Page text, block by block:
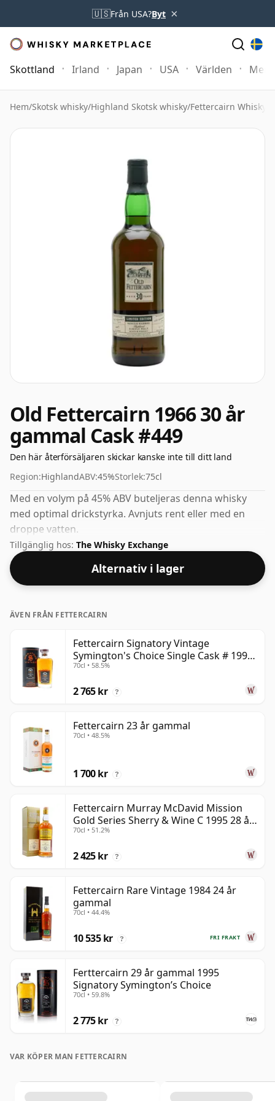
🇺🇸Från USA?Byt ×
Skottland Irland Japan USA Världen Mer
Hem/Skotsk whisky/Highland Skotsk whisky/Fettercairn Whisky
Old Fettercairn 1966 30 år
gammal Cask #449
Den här återförsäljaren skickar kanske inte till ditt land
Region:HighlandABV:45%Storlek:75cl
Med en volym på 45% ABV buteljeras denna whisky
med optimal drickstyrka. Avnjuts rent eller med en
droppe vatten.
Tillgänglig hos: The Whisky Exchange
Alternativ i lager
ÄVEN FRÅN FETTERCAIRN
Fettercairn Signatory Vintage
Symington's Choice Single Cask # 1995
30 år gammal
70cl • 58.5%
2 765 kr ?
Fettercairn 23 år gammal
70cl • 48.5%
1 700 kr ?
Fettercairn Murray McDavid Mission
Gold Series Sherry & Wine C 1995 28 år
gammal
70cl • 51.2%
2 425 kr ?
Fettercairn Rare Vintage 1984 24 år
gammal
70cl • 44.4%
FRI FRAKT
10 535 kr ?
Ferttercairn 29 år gammal 1995
Signatory Symington’s Choice
70cl • 59.8%
2 775 kr ?
VAR KÖPER MAN FETTERCAIRN